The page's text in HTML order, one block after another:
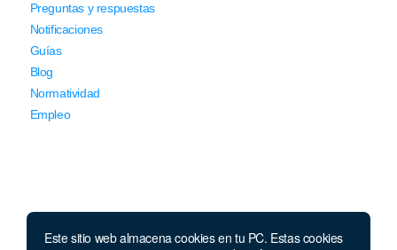
Este sitio web almacena cookies en tu PC. Estas cookies
Preguntas y respuestas
Notificaciones
Guías
Blog
Normatividad
Empleo